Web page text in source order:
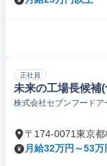
正社員
未来の工場長候補
株式会社セブンフードア
〒174-0071東京
月給32万円～53万